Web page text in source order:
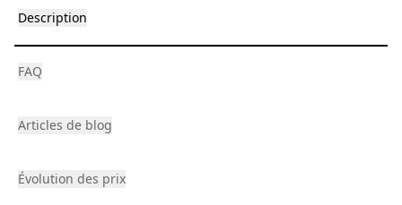
Description
FAQ
Articles de blog
Évolution des prix